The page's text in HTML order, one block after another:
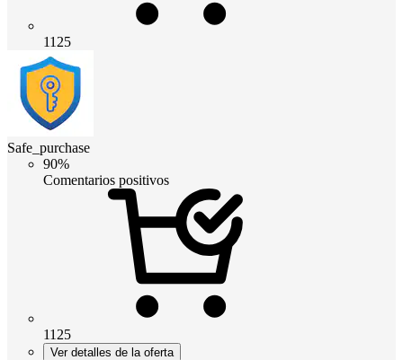
1125
Safe_purchase
90%
Comentarios positivos
1125
Ver detalles de la oferta